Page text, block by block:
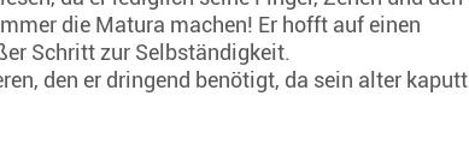
die Matura machen! Er hofft auf einen
Schritt zur Selbständigkeit.
den er dringend benötigt, da sein alter kaputt